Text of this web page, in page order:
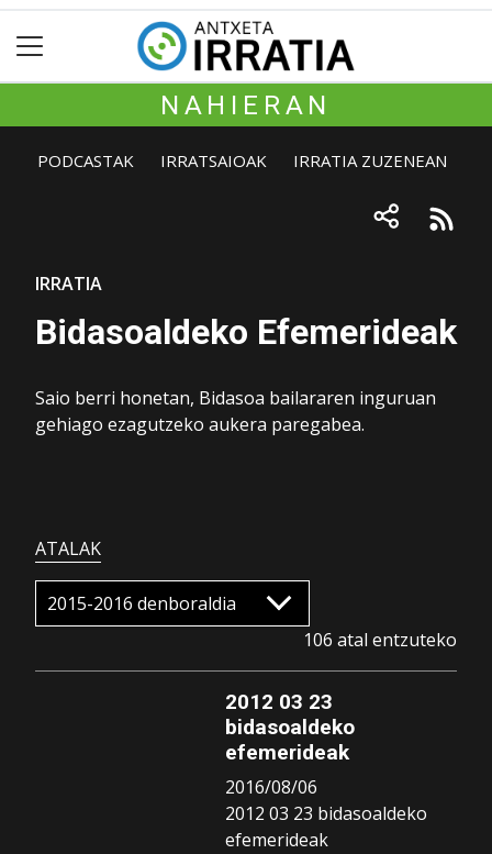
NAHIERAN
PODCASTAK IRRATSAIOAK IRRATIA ZUZENEAN
IRRATIA
Bidasoaldeko Efemerideak
Saio berri honetan, Bidasoa bailararen inguruan
gehiago ezagutzeko aukera paregabea.
ATALAK
106 atal entzuteko
2012 03 23
bidasoaldeko
efemerideak
2016/08/06
2012 03 23 bidasoaldeko
efemerideak